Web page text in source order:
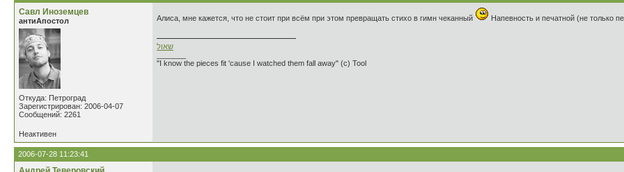
Савл Иноземцев
антиАпостол
Откуда: Петроград
Зарегистрирован: 2006-04-07
Сообщений: 2261
Алиса, мне кажется, что не стоит при всём при этом превращать стихо в гимн чеканный Напевность и печатной (не только
שאול
"I know the pieces fit 'cause I watched them fall away" (c) Tool
Неактивен
2006-07-28 11:23:41